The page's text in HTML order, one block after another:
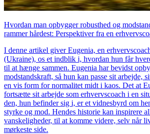
Hvordan man opbygger robusthed og
rammer hårdest: Perspektiver fra en
I denne artikel giver Eugenia, en
(Ukraine), os et indblik i, hvordan hun får
til at hænge sammen. Eugenia har bevidst
modstandskraft, så hun kan passe sit arbejde,
en vis form for normalitet midt i kaos. Det at
fortsætte sit arbejde som erhvervscoach i en
den, hun befinder sig i, er et vidnesbyrd om
styrke og mod. Hendes historie kan inspirere
vanskeligheder, til at komme videre, selv når
mørkeste side.